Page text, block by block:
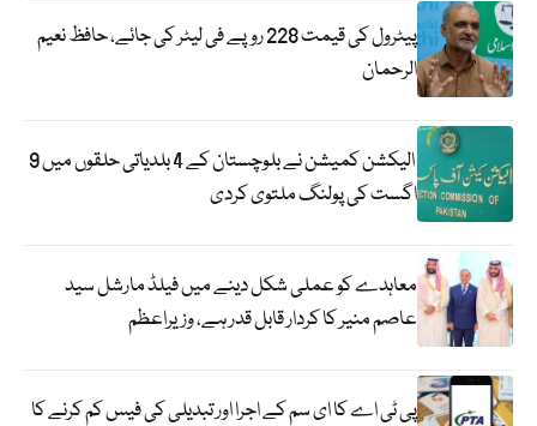
پیٹرول کی قیمت 228 روپے فی لیٹر کی جائے، حافظ نعیم
الرحمان
الیکشن کمیشن نے بلوچستان کے 4 بلدیاتی حلقوں میں 9
اگست کی پولنگ ملتوی کردی
معاہدے کو عملی شکل دینے میں فیلڈ مارشل سید
عاصم منیر کا کردار قابل قدر ہے، وزیراعظم
پی ٹی اے کا ای سم کے اجرا اور تبدیلی کی فیس کم کرنے کا